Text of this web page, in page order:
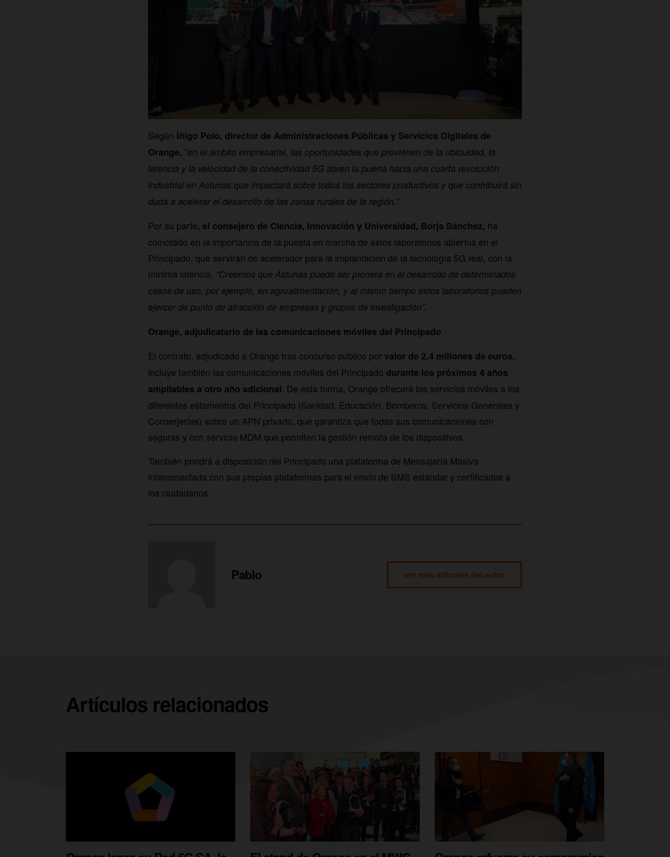
Según Íñigo Polo, director de Administraciones Públicas y Servicios Digitales de
Orange, “en el ámbito empresarial, las oportunidades que provienen de la ubicuidad, la
latencia y la velocidad de la conectividad 5G abren la puerta hacia una cuarta revolución
industrial en Asturias que impactará sobre todos los sectores productivos y que contribuirá sin
duda a acelerar el desarrollo de las zonas rurales de la región.”
Por su parte, el consejero de Ciencia, Innovación y Universidad, Borja Sánchez, ha
coincidido en la importancia de la puesta en marcha de estos laboratorios abiertos en el
Principado, que servirán de acelerador para la implantación de la tecnología 5G real, con la
mínima latencia. “Creemos que Asturias puede ser pionera en el desarrollo de determinados
casos de uso, por ejemplo, en agroalimentación, y al mismo tiempo estos laboratorios pueden
ejercer de punto de atracción de empresas y grupos de investigación”.
Orange, adjudicatario de las comunicaciones móviles del Principado
El contrato, adjudicado a Orange tras concurso público por valor de 2,4 millones de euros,
incluye también las comunicaciones móviles del Principado durante los próximos 4 años
ampliables a otro año adicional. De esta forma, Orange ofrecerá los servicios móviles a los
diferentes estamentos del Principado (Sanidad, Educación, Bomberos, Servicios Generales y
Conserjerías) sobre un APN privado, que garantiza que todas sus comunicaciones son
seguras y con servicio MDM que permiten la gestión remota de los dispositivos.
También pondrá a disposición del Principado una plataforma de Mensajería Masiva
interconectada con sus propias plataformas para el envío de SMS estándar y certificados a
los ciudadanos.
Pablo ver más artículos del autor
Artículos relacionados